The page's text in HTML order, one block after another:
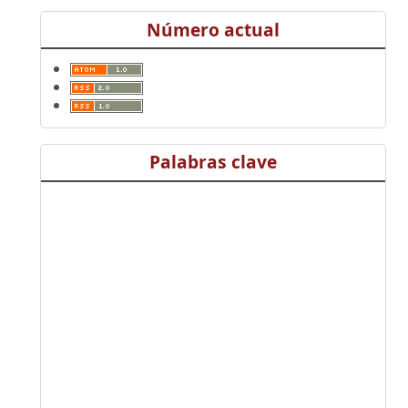
Número actual
Palabras clave